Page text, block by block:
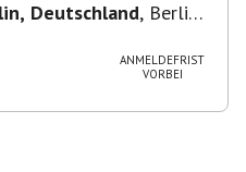
Deutschland, Berlin-
ANMELDEFRIST
VORBEI